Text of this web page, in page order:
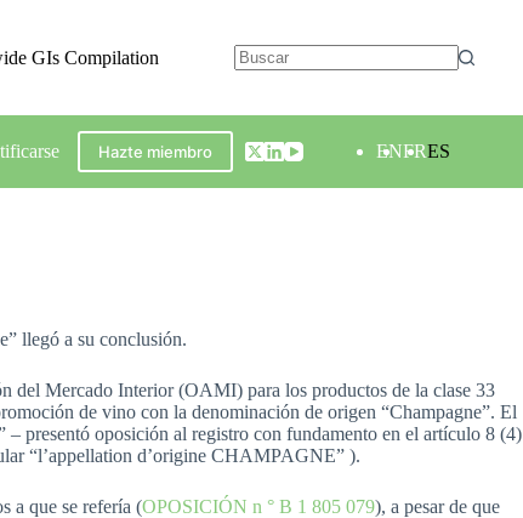
GIs Compilation
Hazte miembro ENFRES
llegó a su conclusión.
del Mercado Interior (OAMI) para los productos de la clase 33
de vino con la denominación de origen “Champagne”. El
presentó oposición al registro con fundamento en el artículo 8 (4)
“l’appellation d’origine CHAMPAGNE” ).
a que se refería (OPOSICIÓN n ° B 1 805 079), a pesar de que